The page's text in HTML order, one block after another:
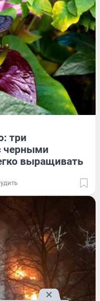
три
черными
выращивать